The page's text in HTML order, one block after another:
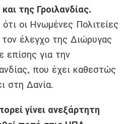
της Γροιλανδίας.
οι Ηνωμένες Πολιτείες
έλεγχο της Διώρυγας
επίσης για την
που έχει καθεστώς
στη Δανία.
γίνει ανεξάρτητη